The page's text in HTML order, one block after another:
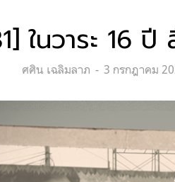
ในวาระ 16
Categories:
ศศิน เฉลิมลาภ
Posted
3 กรกฎาคม